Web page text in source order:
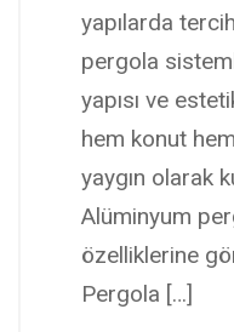
yapılarda
pergola
yapısı ve
hem konut
yaygın olarak
Alüminyum
özelliklerine
Pergola […]